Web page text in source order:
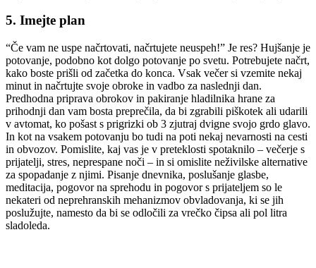
5. Imejte plan
“Če vam ne uspe načrtovati, načrtujete neuspeh!” Je res? Hujšanje je
potovanje, podobno kot dolgo potovanje po svetu. Potrebujete načrt,
kako boste prišli od začetka do konca. Vsak večer si vzemite nekaj
minut in načrtujte svoje obroke in vadbo za naslednji dan.
Predhodna priprava obrokov in pakiranje hladilnika hrane za
prihodnji dan vam bosta preprečila, da bi zgrabili piškotek ali udarili
v avtomat, ko pošast s prigrizki ob 3 zjutraj dvigne svojo grdo glavo.
In kot na vsakem potovanju bo tudi na poti nekaj nevarnosti na cesti
in obvozov. Pomislite, kaj vas je v preteklosti spotaknilo – večerje s
prijatelji, stres, neprespane noči – in si omislite neživilske alternative
za spopadanje z njimi. Pisanje dnevnika, poslušanje glasbe,
meditacija, pogovor na sprehodu in pogovor s prijateljem so le
nekateri od neprehranskih mehanizmov obvladovanja, ki se jih
poslužujte, namesto da bi se odločili za vrečko čipsa ali pol litra
sladoleda.